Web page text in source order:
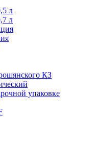
л
л
КЗ
упаковке